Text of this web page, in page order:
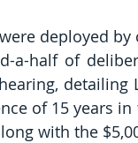
deployed
a-half of
detailing
of 15 years
with the